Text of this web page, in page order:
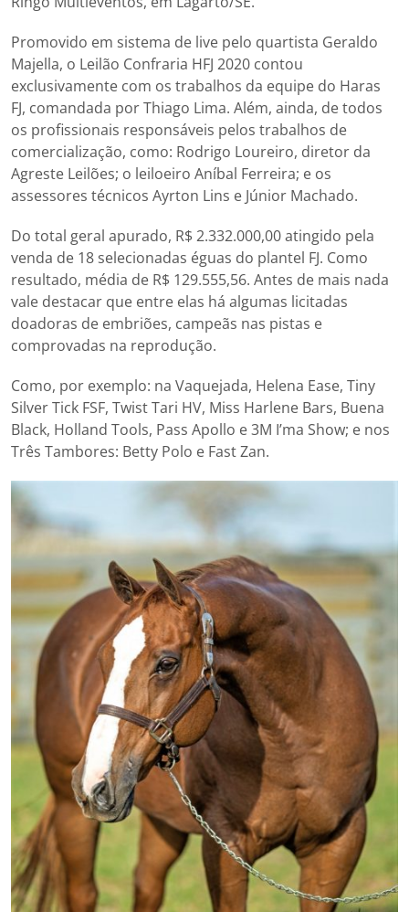
Promovido em sistema de live pelo quartista Geraldo
Majella, o Leilão Confraria HFJ 2020 contou
exclusivamente com os trabalhos da equipe do Haras
FJ, comandada por Thiago Lima. Além, ainda, de todos
os profissionais responsáveis pelos trabalhos de
comercialização, como: Rodrigo Loureiro, diretor da
Agreste Leilões; o leiloeiro Aníbal Ferreira; e os
assessores técnicos Ayrton Lins e Júnior Machado.
Do total geral apurado, R$ 2.332.000,00 atingido pela
venda de 18 selecionadas éguas do plantel FJ. Como
resultado, média de R$ 129.555,56. Antes de mais nada
vale destacar que entre elas há algumas licitadas
doadoras de embriões, campeãs nas pistas e
comprovadas na reprodução.
Como, por exemplo: na Vaquejada, Helena Ease, Tiny
Silver Tick FSF, Twist Tari HV, Miss Harlene Bars, Buena
Black, Holland Tools, Pass Apollo e 3M I’ma Show; e nos
Três Tambores: Betty Polo e Fast Zan.